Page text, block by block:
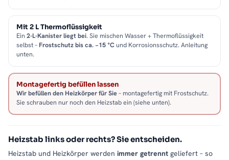
Mit 2 L Thermoflüssigkeit
Ein 2-L-Kanister liegt bei. Sie mischen Wasser + Thermoflüssigkeit
selbst –Frostschutz bis ca. −15 °Cund Korrosionsschutz. Anleitung
unten.
Montagefertig befüllen lassen
Wir befüllen den Heizkörper für Sie– montagefertig mit Frostschutz.
Sie schrauben nur noch den Heizstab ein (siehe unten).
Heizstab links oder rechts? Sie entscheiden.
Heizstab und Heizkörper werden immer getrennt geliefert – so